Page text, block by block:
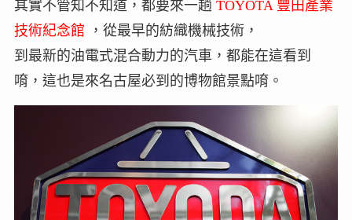
其實不管知不知道，都要來一趟 TOYOTA 豐田產業
技術紀念館 ，從最早的紡織機械技術，
到最新的油電式混合動力的汽車，都能在這看到
唷，這也是來名古屋必到的博物館景點唷。